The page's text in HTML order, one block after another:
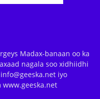
Madax-banaan oo ka
nagala soo xidhiidhi
iyo
www.geeska.net